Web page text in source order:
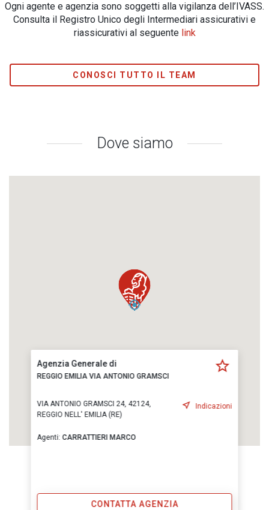
Ogni agente e agenzia sono soggetti alla vigilanza dell’IVASS.
Consulta il Registro Unico degli Intermediari assicurativi e
riassicurativi al seguente link
CONOSCI TUTTO IL TEAM
Dove siamo
Agenzia Generale di
REGGIO EMILIA VIA ANTONIO GRAMSCI
VIA ANTONIO GRAMSCI 24, 42124,
REGGIO NELL' EMILIA (RE)
Indicazioni
Agenti:CARRATTIERI MARCO
CONTATTA AGENZIA